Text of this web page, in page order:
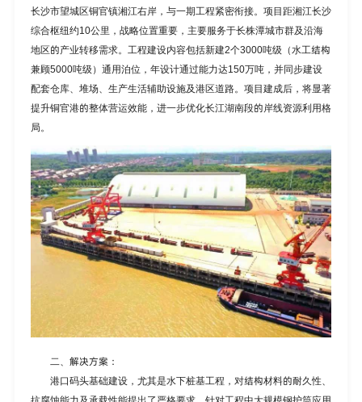
长沙市望城区铜官镇湘江右岸，与一期工程紧密衔接。项目距湘江长沙
综合枢纽约10公里，战略位置重要，主要服务于长株潭城市群及沿海
地区的产业转移需求。工程建设内容包括新建2个3000吨级（水工结构
兼顾5000吨级）通用泊位，年设计通过能力达150万吨，并同步建设
配套仓库、堆场、生产生活辅助设施及港区道路。项目建成后，将显著
提升铜官港的整体营运效能，进一步优化长江湖南段的岸线资源利用格
局。
二、解决方案：
港口码头基础建设，尤其是水下桩基工程，对结构材料的耐久性、